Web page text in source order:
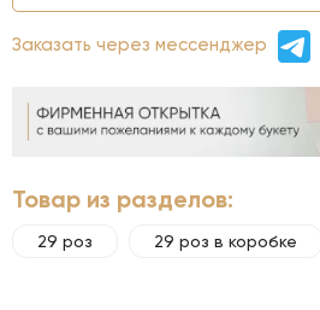
Заказать через мессенджер
Товар из разделов:
29 роз 29 роз в коробке